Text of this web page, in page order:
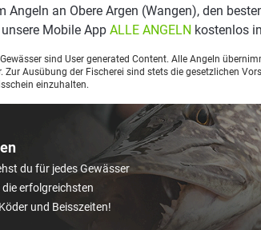
du für jedes Gewässer
erfolgreichsten
und Beisszeiten!
Angeln an Obere Argen (Wangen), den
Mobile App ALLE ANGELN kostenlos
sind User generated Content. Alle Angeln
Zur Ausübung der Fischerei sind stets die gesetzlichen
einzuhalten.